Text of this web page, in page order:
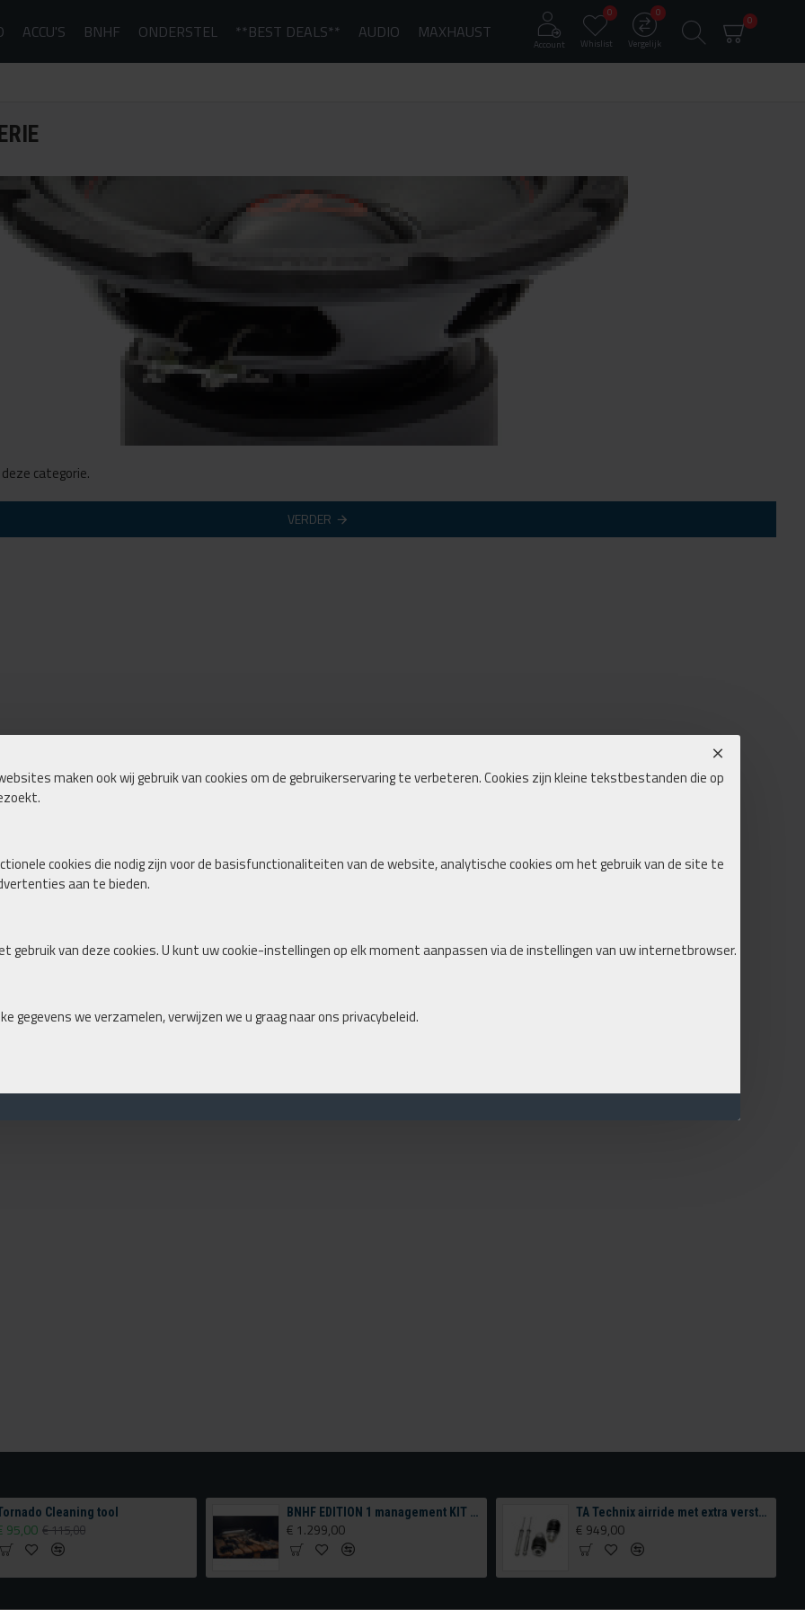
maken ook wij gebruik van cookies om de gebruikerservaring te verbeteren. Cookies zijn kleine tekstbestanden die op
cookies die nodig zijn voor de basisfunctionaliteiten van de website, analytische cookies om het gebruik van de site te
aan te bieden.
van deze cookies. U kunt uw cookie-instellingen op elk moment aanpassen via de instellingen van uw internetbrowser.
gegevens we verzamelen, verwijzen we u graag naar ons privacybeleid.
ACCU'S BNHF ONDERSTEL **BEST DEALS** AUDIO MAXHAUST
Account Whislist
0
Vergelijk
0
0
categorie.
VERDER
Cleaning tool
95,00 € 115,00
BNHF EDITION 1 management KIT tank & Compressor configurator
€ 1.299,00
TA Technix airride met extra verstelling achterzijde
€ 949,00